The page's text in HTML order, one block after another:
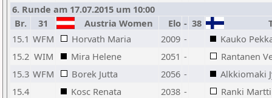
6. Runde am 17.07.2015 um 10:00
Br.
31 Austria Women Elo - 38
15.1 WFM Horvath Maria 2009 -
Kauko
15.2 WIM Mira Helene 2051 -
Rantanen
15.3 WFM Borek Jutta 2056 -
Alkkiomaki
15.4
Kosc Renata 2038 -
Ranki Martti